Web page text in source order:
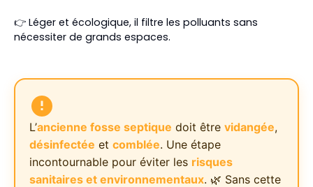
👉 Léger et écologique, il filtre les polluants sans
nécessiter de grands espaces.
L’ancienne fosse septique doit être vidangée,
désinfectée et comblée. Une étape
incontournable pour éviter les risques
sanitaires et environnementaux. 🌿 Sans cette